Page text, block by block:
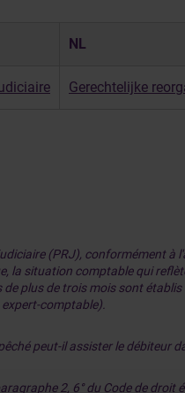
NL
Gerechtelijke
(PRJ), conformément à
la situation comptable qui
plus de trois mois sont établis
comptable).
peut-il assister le débiteur
2, 6° du Code de droit